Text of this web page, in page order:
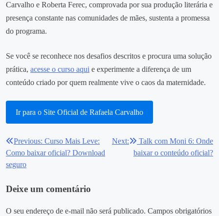
Carvalho e Roberta Ferec, comprovada por sua produção literária e
presença constante nas comunidades de mães, sustenta a promessa
do programa.
Se você se reconhece nos desafios descritos e procura uma solução
prática, acesse o curso aqui e experimente a diferença de um
conteúdo criado por quem realmente vive o caos da maternidade.
Ir para o Site Oficial de Rafaela Carvalho
Navegação
de
Previous: Curso Mais Leve:
Como baixar oficial? Download
seguro
Next:
Talk com Moni 6: Onde
baixar o conteúdo oficial?
Deixe um comentário
O seu endereço de e-mail não será publicado. Campos obrigatórios